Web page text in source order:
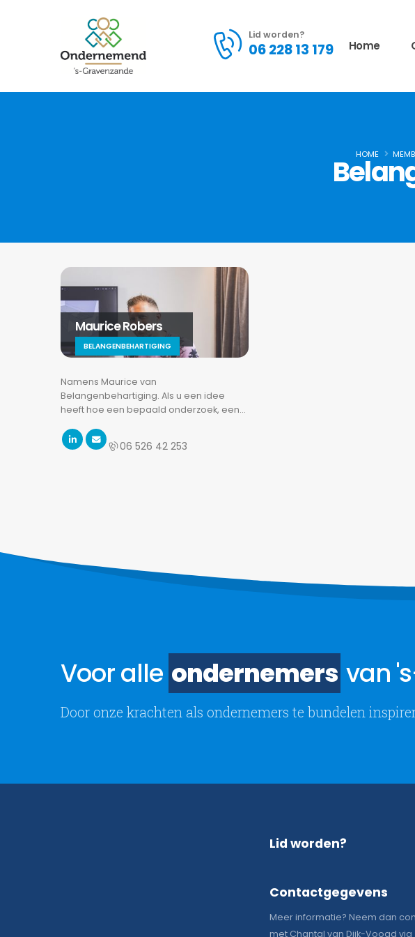
Lid worden?
06 228 13 179 Home
HOME
Maurice Robers
BELANGENBEHARTIGING
Namens Maurice van
Belangenbehartiging. Als u een idee
heeft hoe een bepaald onderzoek, een…
06 526 42 253
Voor alle ondernemers van
Door onze krachten als ondernemers te bundelen
Lid worden?
Contactgegevens
Meer informatie? Neem dan
met Chantal van Dijk-Voogd via